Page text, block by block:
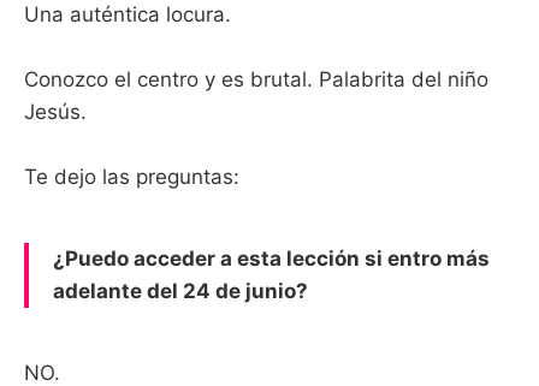
Una auténtica locura.
Conozco el centro y es brutal. Palabrita del niño
Jesús.
Te dejo las preguntas:
¿Puedo acceder a esta lección si entro más
adelante del 24 de junio?
NO.